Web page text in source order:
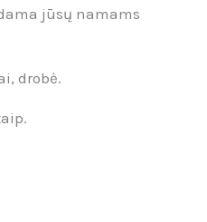
jūsų namams
drobė.